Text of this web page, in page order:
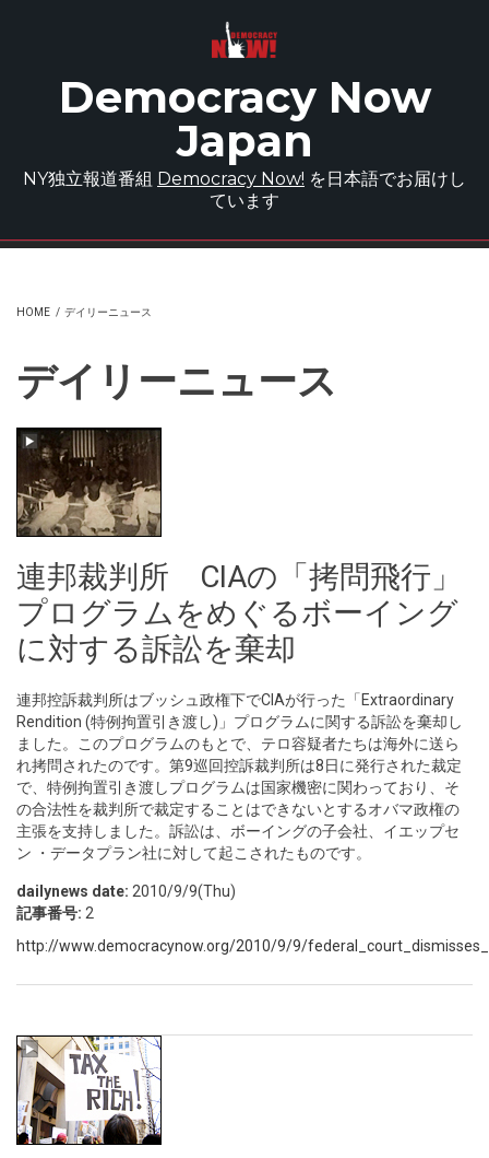
Democracy Now
Japan
NY独立報道番組 Democracy Now! を日本語でお届けし
ています
HOME / デイリーニュース
デイリーニュース
連邦裁判所 CIAの「拷問飛行」
プログラムをめぐるボーイング
に対する訴訟を棄却
連邦控訴裁判所はブッシュ政権下でCIAが行った「Extraordinary
Rendition (特例拘置引き渡し)」プログラムに関する訴訟を棄却し
ました。このプログラムのもとで、テロ容疑者たちは海外に送ら
れ拷問されたのです。第9巡回控訴裁判所は8日に発行された裁定
で、特例拘置引き渡しプログラムは国家機密に関わっており、そ
の合法性を裁判所で裁定することはできないとするオバマ政権の
主張を支持しました。訴訟は、ボーイングの子会社、イエップセ
ン ・データプラン社に対して起こされたものです。
dailynews date: 2010/9/9(Thu)
記事番号: 2
http://www.democracynow.org/2010/9/9/